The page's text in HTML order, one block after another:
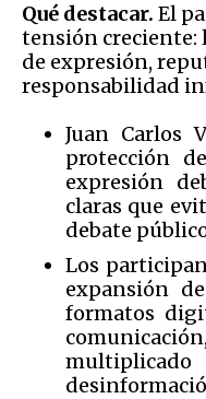
Qué destacar. El
tensión creciente:
de expresión,
responsabilidad
Juan Carlos
protección
expresión
claras que
debate
Los
expansión
formatos